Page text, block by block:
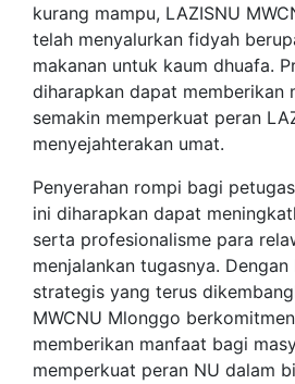
kurang mampu, LAZISNU
telah menyalurkan fidyah
makanan untuk kaum dhuafa.
diharapkan dapat memberikan
semakin memperkuat peran
menyejahterakan umat.
Penyerahan rompi bagi
ini diharapkan dapat
serta profesionalisme para
menjalankan tugasnya.
strategis yang terus
MWCNU Mlonggo
memberikan manfaat bagi
memperkuat peran NU dalam